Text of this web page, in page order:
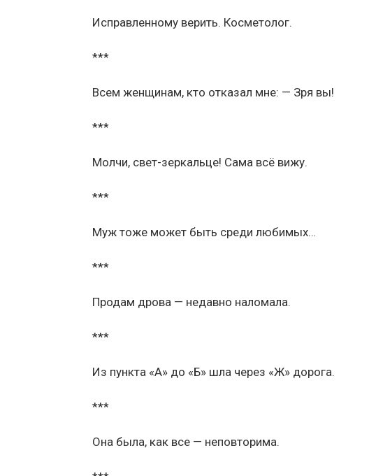
Исправленному верить. Косметолог.
***
Всем женщинам, кто отказал мне: — Зря вы!
***
Молчи, свет-зеркальце! Сама всё вижу.
***
Муж тоже может быть среди любимых…
***
Продам дрова — недавно наломала.
***
Из пункта «А» до «Б» шла через «Ж» дорога.
***
Она была, как все — неповторима.